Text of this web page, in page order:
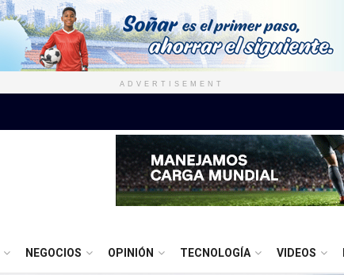
ADVERTISEMENT
NEGOCIOS OPINIÓN TECNOLOGÍA VIDEOS